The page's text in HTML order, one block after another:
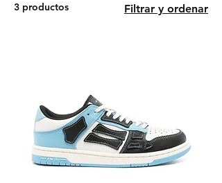
3 productos Filtrar y ordenar